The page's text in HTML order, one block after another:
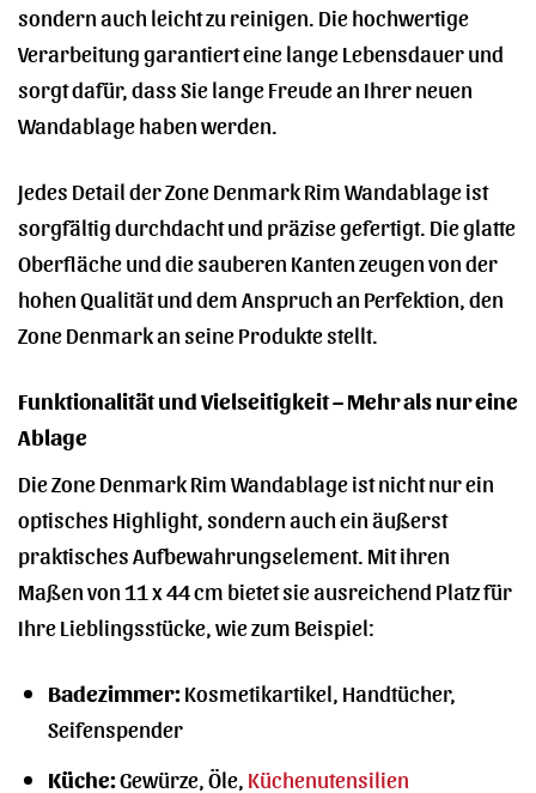
sondern auch leicht zu reinigen. Die hochwertige
Verarbeitung garantiert eine lange Lebensdauer und
sorgt dafür, dass Sie lange Freude an Ihrer neuen
Wandablage haben werden.
Jedes Detail der Zone Denmark Rim Wandablage ist
sorgfältig durchdacht und präzise gefertigt. Die glatte
Oberfläche und die sauberen Kanten zeugen von der
hohen Qualität und dem Anspruch an Perfektion, den
Zone Denmark an seine Produkte stellt.
Funktionalität und Vielseitigkeit – Mehr als nur eine
Ablage
Die Zone Denmark Rim Wandablage ist nicht nur ein
optisches Highlight, sondern auch ein äußerst
praktisches Aufbewahrungselement. Mit ihren
Maßen von 11 x 44 cm bietet sie ausreichend Platz für
Ihre Lieblingsstücke, wie zum Beispiel:
Badezimmer:Kosmetikartikel, Handtücher,
Seifenspender
Küche:Gewürze, Öle, Küchenutensilien